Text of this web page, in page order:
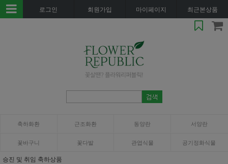
로그인 회원가입 마이페이지 최근본상품
축하화환 근조화환 동양란 서양란
꽃바구니 꽃다발 관엽식물 공기정화식물
승진 및 취임 축하상품